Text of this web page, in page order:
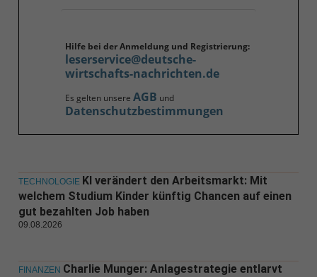
Hilfe bei der Anmeldung und Registrierung:
leserservice@deutsche-
wirtschafts-nachrichten.de
Es gelten unsere AGB und
Datenschutzbestimmungen
TECHNOLOGIE KI verändert den Arbeitsmarkt: Mit
welchem Studium Kinder künftig Chancen auf einen
gut bezahlten Job haben
09.08.2026
FINANZEN Charlie Munger: Anlagestrategie entlarvt